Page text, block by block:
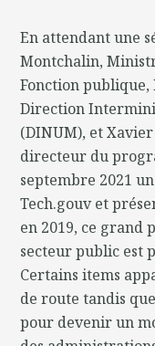
En attendant une
Montchalin,
Fonction
Direction
(DINUM), et
directeur du
septembre 2021
Tech.gouv et
en 2019, ce
secteur public est
Certains items
de route tandis
pour devenir un